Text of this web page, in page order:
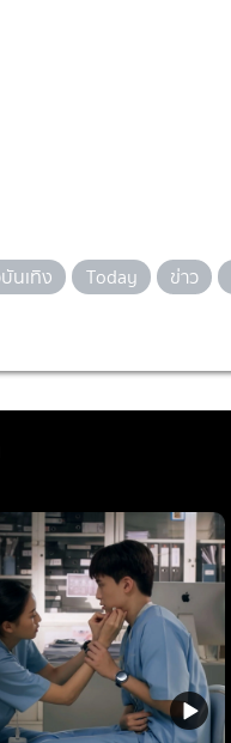
นเทิง Today ข่าว